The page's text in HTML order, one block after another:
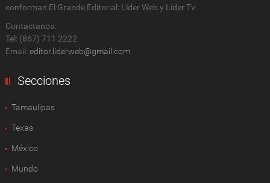
conforman El Grande Editorial: Líder Web y Líder Tv
Contactanos:
Tel: (867) 711 2222
Email: editor.liderweb@gmail.com
Secciones
Tamaulipas
Texas
México
Mundo